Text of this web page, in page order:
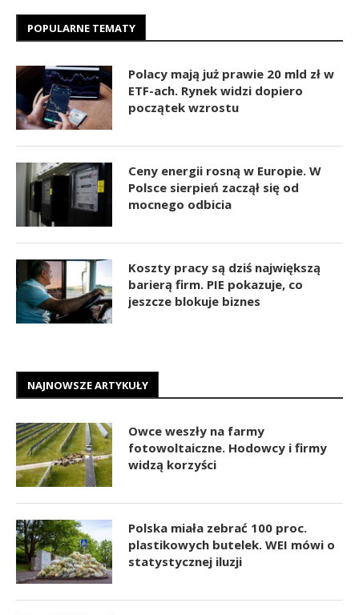
POPULARNE TEMATY
Polacy mają już prawie 20 mld zł w
ETF-ach. Rynek widzi dopiero
początek wzrostu
Ceny energii rosną w Europie. W
Polsce sierpień zaczął się od
mocnego odbicia
Koszty pracy są dziś największą
barierą firm. PIE pokazuje, co
jeszcze blokuje biznes
NAJNOWSZE ARTYKUŁY
Owce weszły na farmy
fotowoltaiczne. Hodowcy i firmy
widzą korzyści
Polska miała zebrać 100 proc.
plastikowych butelek. WEI mówi o
statystycznej iluzji